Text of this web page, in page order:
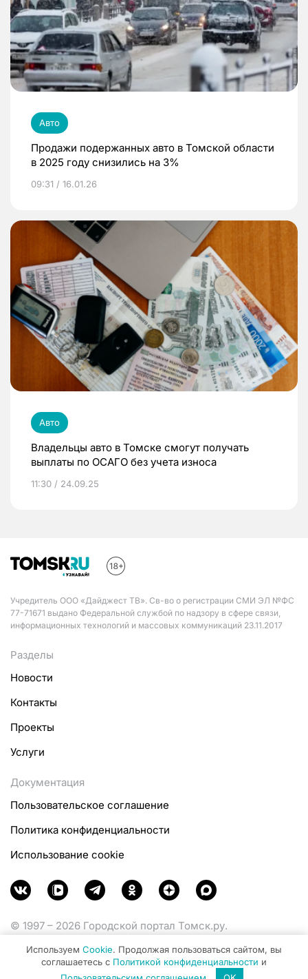
Авто
Продажи подержанных авто в Томской области
в 2025 году снизились на 3%
09:31 / 16.01.26
Авто
Владельцы авто в Томске смогут получать
выплаты по ОСАГО без учета износа
11:30 / 24.09.25
Учредитель ООО «Дайджест ТВ». Св-во о регистрации СМИ ЭЛ №ФС
77-71671 выдано Федеральной службой по надзору в сфере связи,
информационных технологий и массовых коммуникаций 23.11.2017
Разделы
Новости
Контакты
Проекты
Услуги
Документация
Пользовательское соглашение
Политика конфиденциальности
Использование cookie
© 1997 – 2026 Городской портал Томск.ру.
Министерства цифрового развития, связи и массовых
коммуникаций Российской Федерации.
Используем Cookie. Продолжая пользоваться сайтом, вы
соглашаетесь с Политикой конфиденциальности и